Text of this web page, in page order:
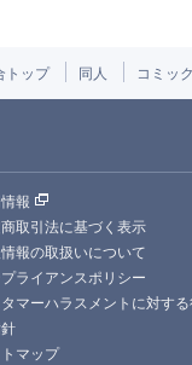
トップ 同人 コミッ
報
取引法に基づく表示
報の取扱いについて
ライアンスポリシー
マーハラスメントに対す
マップ